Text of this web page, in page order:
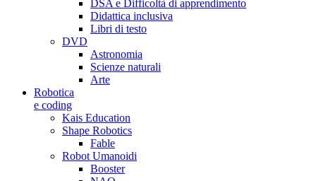
DSA e Difficoltà di apprendimento
Didattica inclusiva
Libri di testo
DVD
Astronomia
Scienze naturali
Arte
Robotica
e coding
Kais Education
Shape Robotics
Fable
Robot Umanoidi
Booster